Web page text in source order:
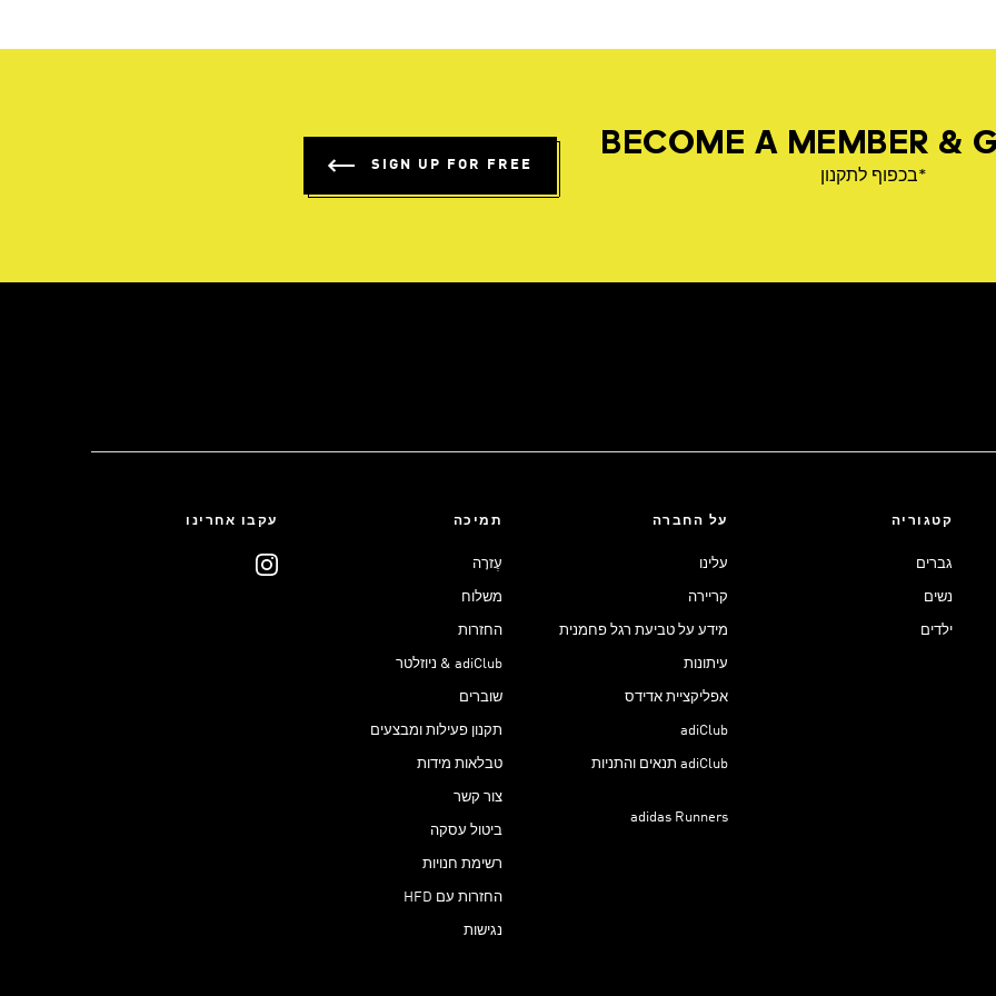
BECOME A MEMBER &
*בכפוף לתקנון
SIGN UP FOR FREE
קטגוריה
גברים
נשים
ילדים
על החברה
עלינו
קריירה
מידע על טביעת רגל פחמנית
עיתונות
אפליקציית אדידס
adiClub
adiClub תנאים והתניות
adidas Runners
תמיכה
עֶזרָה
משלוח
החזרות
adiClub & ניוזלטר
שוברים
תקנון פעילות ומבצעים
טבלאות מידות
צור קשר
ביטול עסקה
רשימת חנויות
החזרות עם HFD
נגישות
עקבו אחרינו